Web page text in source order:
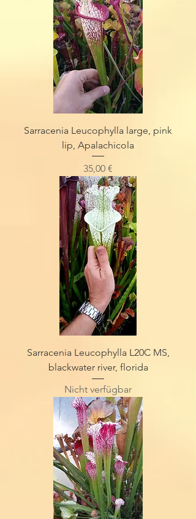
Sarracenia Leucophylla large, pink
lip, Apalachicola
Preis
35,00 €
Sarracenia Leucophylla L20C MS,
blackwater river, florida
Nicht verfügbar